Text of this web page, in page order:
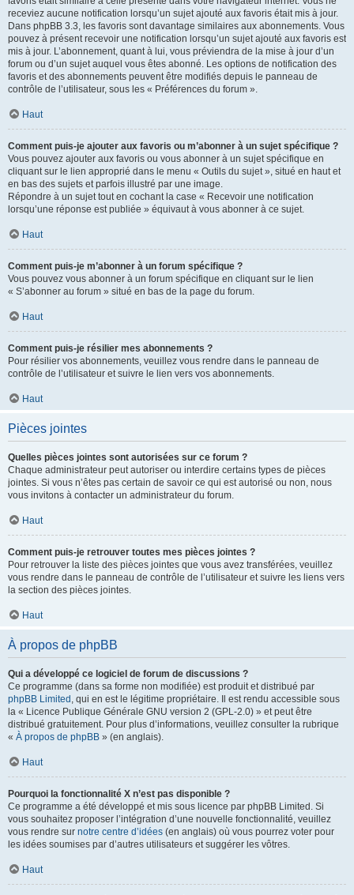
receviez aucune notification lorsqu’un sujet ajouté aux favoris était mis à jour.
Dans phpBB 3.3, les favoris sont davantage similaires aux abonnements. Vous
pouvez à présent recevoir une notification lorsqu’un sujet ajouté aux favoris est
mis à jour. L’abonnement, quant à lui, vous préviendra de la mise à jour d’un
forum ou d’un sujet auquel vous êtes abonné. Les options de notification des
favoris et des abonnements peuvent être modifiés depuis le panneau de
contrôle de l’utilisateur, sous les « Préférences du forum ».
Haut
Comment puis-je ajouter aux favoris ou m’abonner à un sujet spécifique ?
Vous pouvez ajouter aux favoris ou vous abonner à un sujet spécifique en
cliquant sur le lien approprié dans le menu « Outils du sujet », situé en haut et
en bas des sujets et parfois illustré par une image.
Répondre à un sujet tout en cochant la case « Recevoir une notification
lorsqu’une réponse est publiée » équivaut à vous abonner à ce sujet.
Haut
Comment puis-je m’abonner à un forum spécifique ?
Vous pouvez vous abonner à un forum spécifique en cliquant sur le lien
« S’abonner au forum » situé en bas de la page du forum.
Haut
Comment puis-je résilier mes abonnements ?
Pour résilier vos abonnements, veuillez vous rendre dans le panneau de
contrôle de l’utilisateur et suivre le lien vers vos abonnements.
Haut
Pièces jointes
Quelles pièces jointes sont autorisées sur ce forum ?
Chaque administrateur peut autoriser ou interdire certains types de pièces
jointes. Si vous n’êtes pas certain de savoir ce qui est autorisé ou non, nous
vous invitons à contacter un administrateur du forum.
Haut
Comment puis-je retrouver toutes mes pièces jointes ?
Pour retrouver la liste des pièces jointes que vous avez transférées, veuillez
vous rendre dans le panneau de contrôle de l’utilisateur et suivre les liens vers
la section des pièces jointes.
Haut
À propos de phpBB
Qui a développé ce logiciel de forum de discussions ?
Ce programme (dans sa forme non modifiée) est produit et distribué par
phpBB Limited , qui en est le légitime propriétaire. Il est rendu accessible sous
la « Licence Publique Générale GNU version 2 (GPL-2.0) » et peut être
distribué gratuitement. Pour plus d’informations, veuillez consulter la rubrique
« À propos de phpBB » (en anglais).
Haut
Pourquoi la fonctionnalité X n’est pas disponible ?
Ce programme a été développé et mis sous licence par phpBB Limited. Si
vous souhaitez proposer l’intégration d’une nouvelle fonctionnalité, veuillez
vous rendre sur notre centre d’idées (en anglais) où vous pourrez voter pour
les idées soumises par d’autres utilisateurs et suggérer les vôtres.
Haut